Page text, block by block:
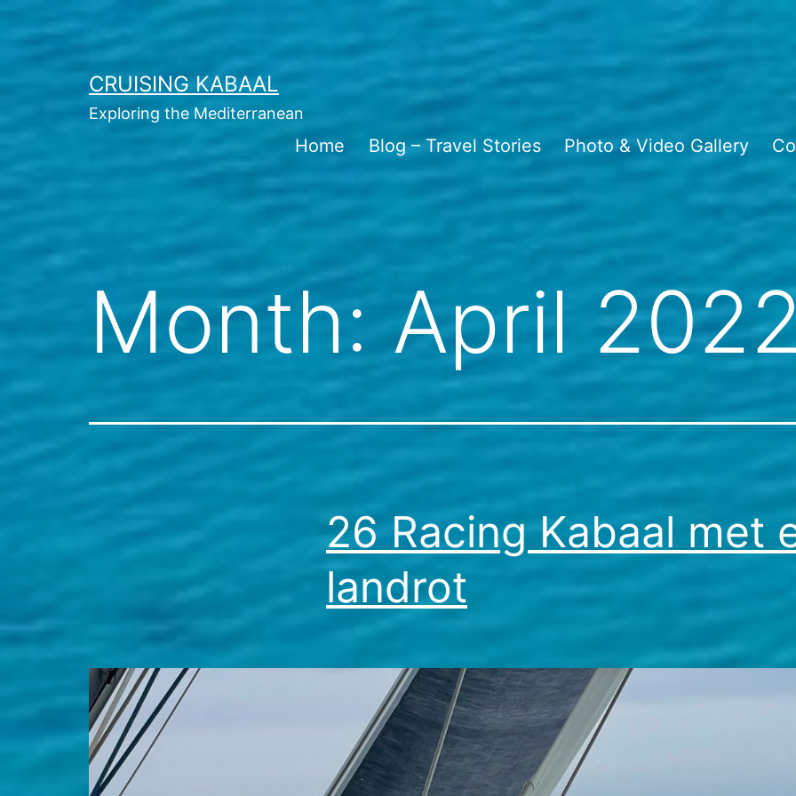
CRUISING KABAAL
Exploring the Mediterranean
Home Blog – Travel Stories Photo & Video Gallery
Month: April
26 Racing Kabaal met
landrot